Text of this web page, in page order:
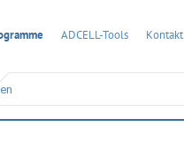
ADCELL-Tools Kontakt